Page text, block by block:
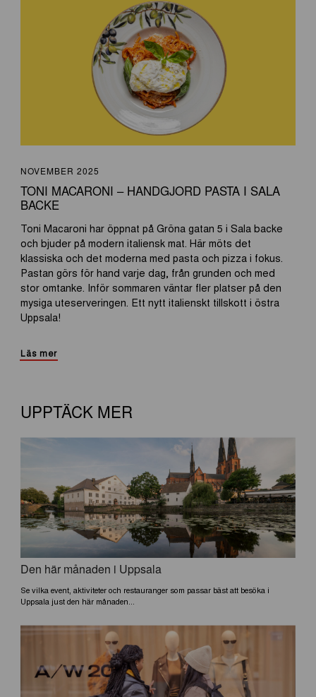
NOVEMBER 2025
TONI MACARONI – HANDGJORD PASTA I SALA
BACKE
Toni Macaroni har öppnat på Gröna gatan 5 i Sala backe
och bjuder på modern italiensk mat. Här möts det
klassiska och det moderna med pasta och pizza i fokus.
Pastan görs för hand varje dag, från grunden och med
stor omtanke. Inför sommaren väntar fler platser på den
mysiga uteserveringen. Ett nytt italienskt tillskott i östra
Uppsala!
Läs mer
UPPTÄCK MER
Den här månaden i Uppsala
Se vilka event, aktiviteter och restauranger som passar bäst att besöka i
Uppsala just den här månaden...